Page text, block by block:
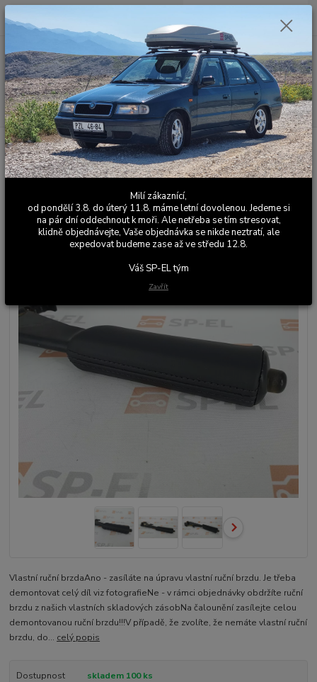
Menu
Hledat
Po - Pá 9:00 - 17:00
0,00 Kč
Úvod Kožené a látkové doplňky Škoda Felicia Ruční brzdy
Ruční
brzda Felicia MAGIC 2
Ruční brzda Felicia MAGIC 2
Vlastní ruční brzdaAno - zasíláte na úpravu vlastní ruční brzdu. Je třeba
demontovat celý díl viz fotografieNe - v rámci objednávky obdržíte ruční
brzdu z našich vlastních skladových zásobNa čalounění zasílejte celou
demontovanou ruční brzdu!!!V případě, že zvolíte, že nemáte vlastní ruční
brzdu, do... celý popis
Dostupnost
skladem 100 ks
Milí zákaznící,
od pondělí 3.8. do úterý 11.8. máme letní dovolenou. Jedeme si
na pár dní oddechnout k moři. Ale netřeba se tím stresovat,
klidně objednávejte, Vaše objednávka se nikde neztratí, ale
expedovat budeme zase až ve středu 12.8.
Váš SP-EL tým
Zavřít